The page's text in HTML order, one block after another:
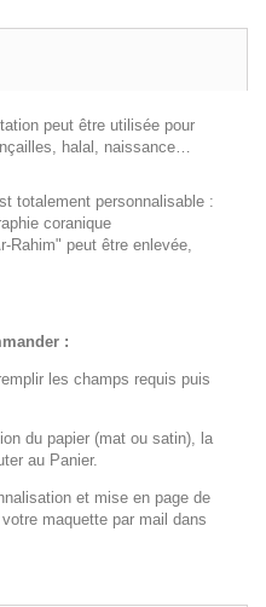
peut être utilisée pour
halal, naissance…
totalement personnalisable :
coranique
Rahim" peut être enlevée,
:
les champs requis puis
du papier (mat ou satin), la
au Panier.
et mise en page de
maquette par mail dans